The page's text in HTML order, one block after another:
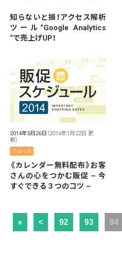
知らないと損！アクセス解析
ツール”Google Analytics
“で売上げUP！
2014年5月26日 （2016年1月22日 更
新）
ニュース
《カレンダー無料配布》お客
さんの心をつかむ販促 – 今
すぐできる３つのコツ –
« < 92 93 94